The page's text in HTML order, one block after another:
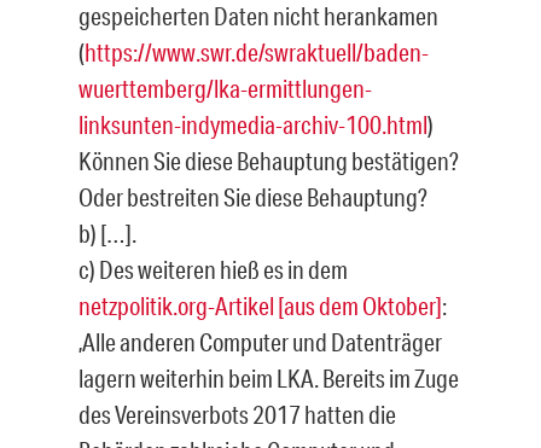
gespeicherten Daten nicht her­ankamen
(https://www.swr.de/swraktuell/baden-
wuerttemberg/lka-ermittlungen-
linksunten-indymedia-archiv-100.html)
Können Sie diese Behauptung bestätigen?
Oder bestreiten Sie diese Behauptung?
b) […].
c) Des weiteren hieß es in dem
netzpolitik.org-Artikel [aus dem Oktober]:
‚Alle ande­ren Computer und Datenträger
lagern weiterhin beim LKA. Bereits im Zuge
des Ver­einsverbots 2017 hatten die